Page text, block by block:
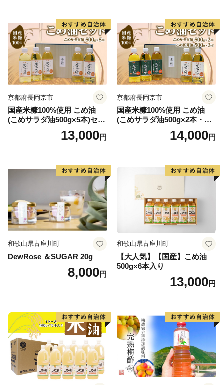
ったりなおいしい食材が充実。作り手の愛情がたっぷり
こめられた「うまいもん」は、一度味わうと忘れられな
い思い出になってくれます。
【見逃せない！大崎上島のイベント＆スポット】
・木江十七夜祭
木江厳島神社の祭礼で、200年の伝統を誇る豪快な海の
レース「櫂伝馬競争」が木江港を中心に繰り広げられま
す。夜にはステージイベントも開催され、海上花火が夜
空を彩ります。
・ひがしの住吉祭
ひがしの住吉神社の祭礼。各地区から出された櫂伝馬よ
る競漕が白水港を中心に行われ、夜は提灯が海岸線を照
らします。ラストは約3千発の海上花火で島の夏を締め
くくります。
・進水式
造船業が盛んな大崎上島では、大きな船が船台から海へ
と降りていく圧巻の姿を見学できます。進水式は誰でも
参加でき、船が初めて海に浮く瞬間を間近で見ることが
京都府長岡京市
国産米糠100%使用 こめ油
(こめサラダ油500g×5本)セッ
13,000円
京都府長岡京市
国産米糠100%使用 こめ油
(こめサラダ油500g×2本・こ
め胚芽油500g×3本)セット [1
14,000円
和歌山県古座川町
DewRose ＆SUGAR 20g
8,000円
和歌山県古座川町
【大人気】【国産】こめ油
500g×6本入り
13,000円